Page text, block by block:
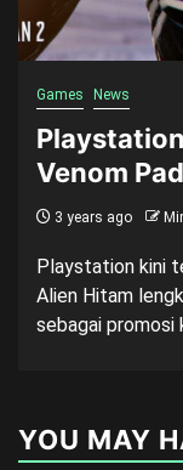
Games News
Venom
3 years ago
Playstation kini
Alien Hitam
sebagai promosi
YOU MAY